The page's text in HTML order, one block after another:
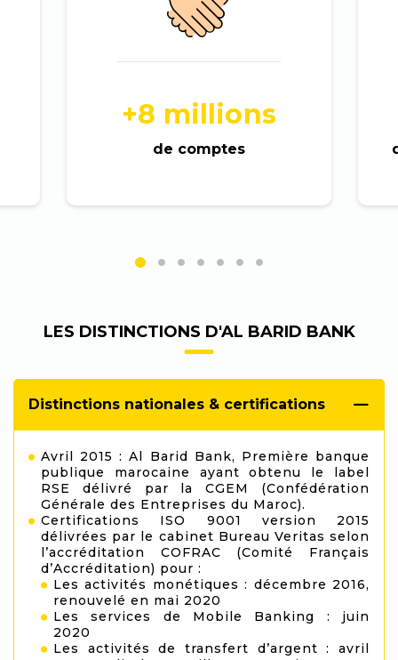
+8 millions
de comptes
LES DISTINCTIONS D'AL BARID BANK
Distinctions nationales & certifications
Avril 2015 : Al Barid Bank, Première banque
publique marocaine ayant obtenu le label
RSE délivré par la CGEM (Confédération
Générale des Entreprises du Maroc).
Certifications ISO 9001 version 2015
délivrées par le cabinet Bureau Veritas selon
l’accréditation COFRAC (Comité Français
d’Accréditation) pour :
Les activités monétiques : décembre 2016,
renouvelé en mai 2020
Les services de Mobile Banking : juin
2020
Les activités de transfert d’argent : avril